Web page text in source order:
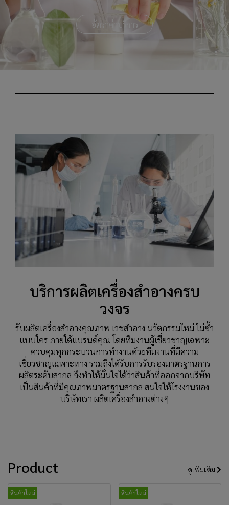
อัตราค่าบริการ
บริการผลิตเครื่องสำอางครบ
วงจร
รับผลิตเครื่องสำอางคุณภาพ เวชสำอาง นวัตกรรมใหม่ ไม่ซ้ำ
แบบใคร ภายใต้แบรนด์คุณ โดยทีมงานผู้เชี่ยวชาญเฉพาะ
ควบคุมทุกกระบวนการทำงานด้วยทีมงานที่มีความ
เชี่ยวชาญเฉพาะทาง รวมถึงได้รับการรับรองมาตรฐานการ
ผลิตระดับสากล จึงทำให้มั่นใจได้ว่าสินค้าที่ออกจากบริษัท
เป็นสินค้าที่มีคุณภาพมาตรฐานสากล สนใจให้โรงงานของ
บริษัทเรา ผลิตเครื่องสำอางต่างๆ
Product ดูเพิ่มเติม
สินค้าใหม่ สินค้าใหม่